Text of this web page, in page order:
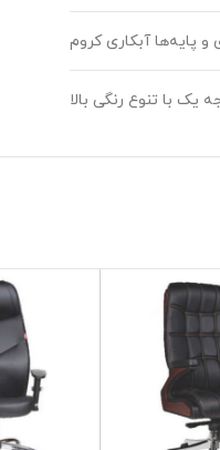
و پایه‌ها آبکاری کروم
یک با تنوع رنگی بالا